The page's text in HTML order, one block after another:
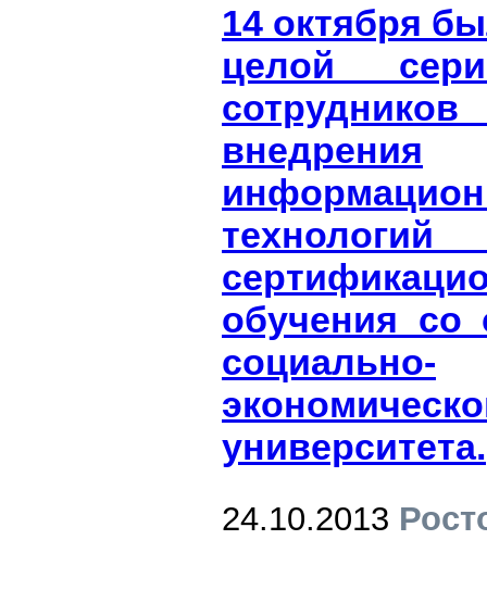
14 октября
целой
внедрения
обучения со
социально-
университета.
24.10.2013